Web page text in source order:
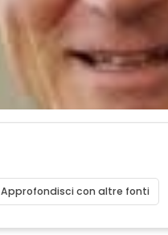
Approfondisci con altre fonti